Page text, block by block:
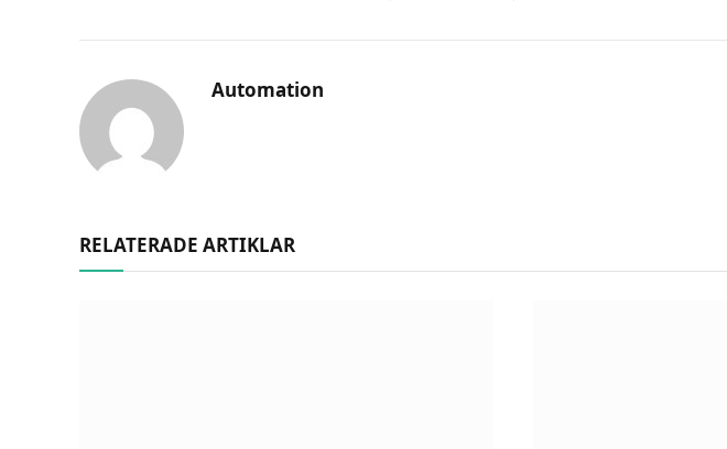
Automation
RELATERADE ARTIKLAR